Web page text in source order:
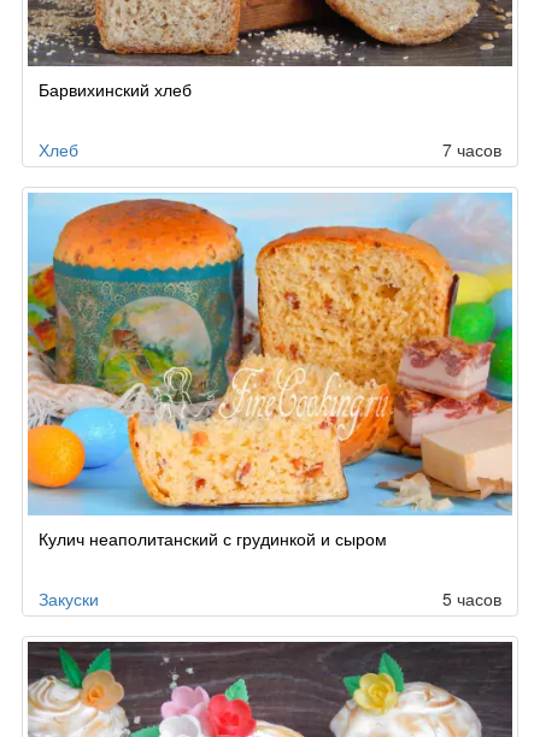
Барвихинский хлеб
Хлеб 7 часов
Кулич неаполитанский с грудинкой и сыром
Закуски 5 часов